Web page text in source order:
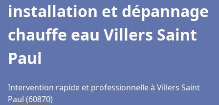
installation et dépannage
chauffe eau Villers Saint
Paul
Intervention rapide et professionnelle à Villers Saint
Paul (60870)